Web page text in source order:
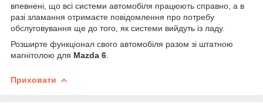
впевнені, що всі системи автомобіля працюють справно, а в
разі зламання отримаєте повідомлення про потребу
обслуговування ще до того, як системи вийдуть із ладу.
Розширте функціонал свого автомобіля разом зі штатною
магнітолою для Mazda 6
Приховати